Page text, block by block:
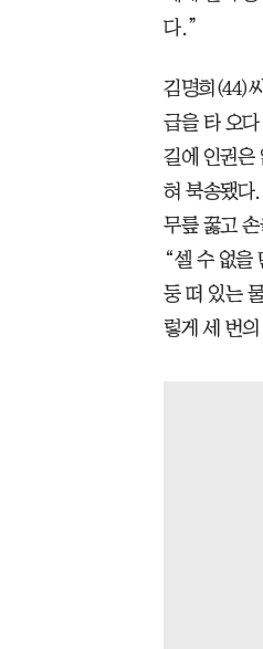
다.”
김명희(44)
급을 타 오
길에 인권은
혀 북송됐다
무릎 꿇고
“셀 수 없을
둥 떠 있는
렇게 세 번